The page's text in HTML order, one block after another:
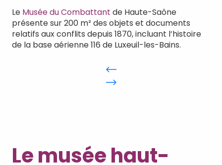
Le Musée du Combattant de Haute-Saône
présente sur 200 m² des objets et documents
relatifs aux conflits depuis 1870, incluant l’histoire
de la base aérienne 116 de Luxeuil-les-Bains.
Le musée haut-